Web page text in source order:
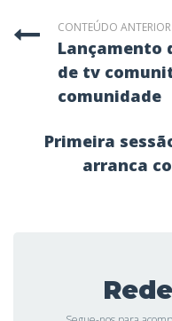
CONTEÚDO ANTERIOR
lançamento do novo jornal e episódio
de tv
comunidade
primeira sessão de café com filmes
arranca